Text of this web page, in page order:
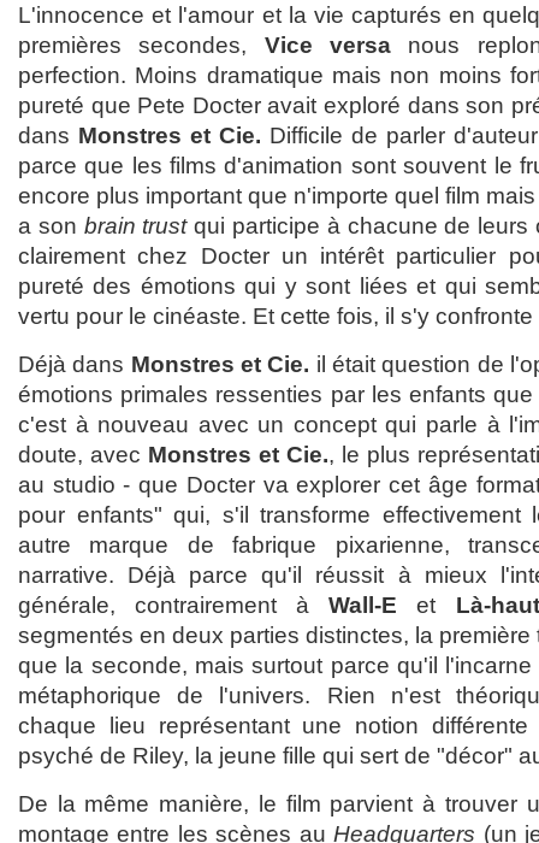
L'innocence et l'amour et la vie capturés en
premières secondes, Vice versa nous
perfection. Moins dramatique mais non moins
pureté que Pete Docter avait exploré dans son
dans Monstres et Cie. Difficile de parler
parce que les films d'animation sont souvent le
encore plus important que n'importe quel film
a son brain trustqui participe à chacune de leurs
clairement chez Docter un intérêt particulier
pureté des émotions qui y sont liées et qui
vertu pour le cinéaste. Et cette fois, il s'y
Déjà dans Monstres et Cie. il était question de
émotions primales ressenties par les enfants
c'est à nouveau avec un concept qui parle à
doute, avec Monstres et Cie., le plus
au studio - que Docter va explorer cet âge
pour enfants" qui, s'il transforme
autre marque de fabrique pixarienne,
narrative. Déjà parce qu'il réussit à mieux
générale, contrairement àWall-E et Là-haut
segmentés en deux parties distinctes, la
que la seconde, mais surtout parce qu'il
métaphorique de l'univers. Rien n'est
chaque lieu représentant une notion
psyché de Riley, la jeune fille qui sert de "décor"
De la même manière, le film parvient à trouver
montage entre les scènes auHeadquarters (un